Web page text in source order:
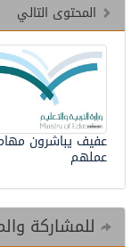
المحتوى التالي
عفيف يباشرون
عملهم
للمشاركة